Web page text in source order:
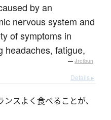
by an
nervous system and
of symptoms in
headaches, fatigue,
— Jreibun
Details ▸
ンスよく食べることが、